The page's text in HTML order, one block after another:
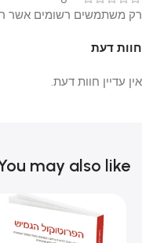
חוות דעת
אין עדיין חוות דעת.
רק משתמשים רשומים אשר
may also like